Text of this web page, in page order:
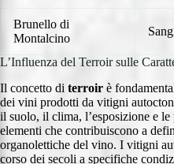
Brunello di
Montalcino
L’Influenza del Terroir sulle
Il concetto di terroir è
dei vini prodotti da vitigni
il suolo, il clima, l’esposizione e
elementi che contribuiscono a
organolettiche del vino. I vitigni
corso dei secoli a specifiche